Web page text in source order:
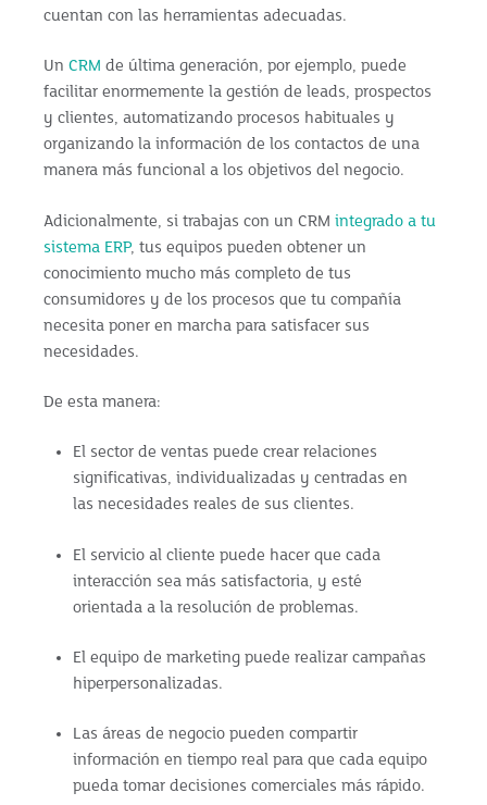
cuentan con las herramientas adecuadas.
Un CRM de última generación, por ejemplo, puede
facilitar enormemente la gestión de leads, prospectos
y clientes, automatizando procesos habituales y
organizando la información de los contactos de una
manera más funcional a los objetivos del negocio.
Adicionalmente, si trabajas con un CRM integrado a tu
sistema ERP, tus equipos pueden obtener un
conocimiento mucho más completo de tus
consumidores y de los procesos que tu compañía
necesita poner en marcha para satisfacer sus
necesidades.
De esta manera:
El sector de ventas puede crear relaciones
significativas, individualizadas y centradas en
las necesidades reales de sus clientes.
El servicio al cliente puede hacer que cada
interacción sea más satisfactoria, y esté
orientada a la resolución de problemas.
El equipo de marketing puede realizar campañas
hiperpersonalizadas.
Las áreas de negocio pueden compartir
información en tiempo real para que cada equipo
pueda tomar decisiones comerciales más rápido.